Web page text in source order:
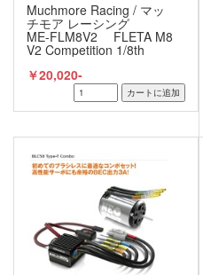
Muchmore Racing / マッ
チモア レーシング
ME-FLM8V2 FLETA M8
V2 Competition 1/8th
180A Black
￥20,020-